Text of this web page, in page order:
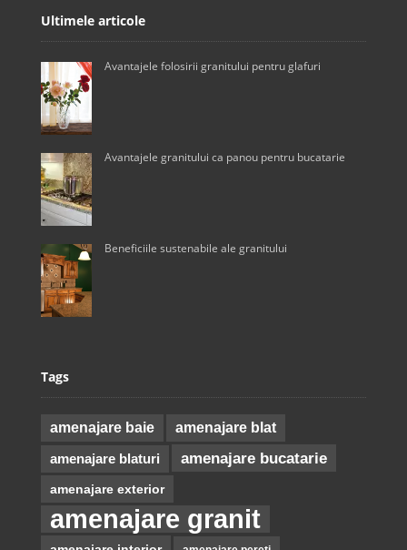
Ultimele articole
Avantajele folosirii granitului pentru glafuri
Avantajele granitului ca panou pentru bucatarie
Beneficiile sustenabile ale granitului
Tags
amenajare baie amenajare blat
amenajare blaturi amenajare bucatarie
amenajare exterior
amenajare granit